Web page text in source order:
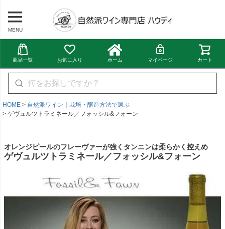
MENU
商品一覧 お気に入り ホーム マイページ カート
HOME
自然派ワイン｜栽培・醸造方法で選ぶ
ゲヴュルツトラミネール／フォッシル&フォーン
オレンジピールのフレーヴァーが強くタンニンは柔らかく控えめ
ゲヴュルツトラミネール／フォッシル&フォーン